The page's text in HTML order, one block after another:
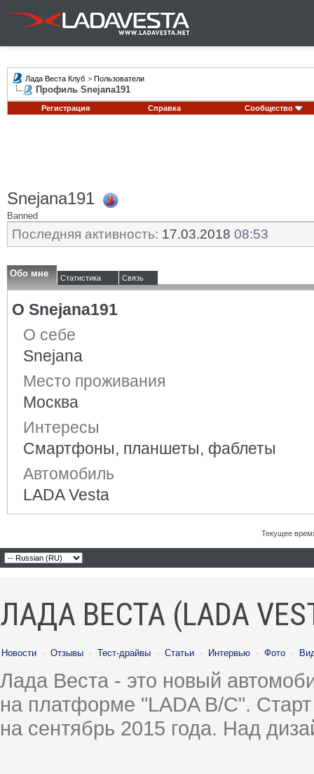
Лада Веста Клуб > Пользователи
Профиль Snejana191
Регистрация Справка Сообщество
Snejana191
Banned
Последняя активность: 17.03.2018 08:53
Обо мне Статистика Связь
О Snejana191
О себе
Snejana
Место проживания
Москва
Интересы
Смартфоны, планшеты, фаблеты
Автомобиль
LADA Vesta
Текущее
ЛАДА ВЕСТА (LADA
Новости · Отзывы · Тест-драйвы · Статьи · Интервью · Фото ·
Лада Веста - это новый
на платформе "LADA B/C".
на сентябрь 2015 года. Над